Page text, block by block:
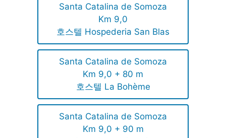
Santa Catalina de Somoza
Km 9,0
호스텔 Hospederia San Blas
Santa Catalina de Somoza
Km 9,0 + 80 m
호스텔 La Bohème
Santa Catalina de Somoza
Km 9,0 + 90 m